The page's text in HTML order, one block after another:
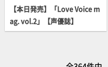
【本日発売】「Love Voice m
ag. vol.2」【声優誌】